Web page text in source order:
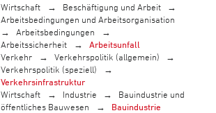
Wirtschaft
Beschäftigung und Arbeit
Arbeitsbedingungen und Arbeitsorganisation
Arbeitsbedingungen
Arbeitssicherheit
Arbeitsunfall
Verkehr
Verkehrspolitik (allgemein)
Verkehrspolitik (speziell)
Verkehrsinfrastruktur
Wirtschaft
Industrie
Bauindustrie und
öffentliches Bauwesen
Bauindustrie